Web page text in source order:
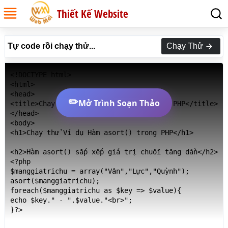
Thiết Kế Website
Tự code rồi chạy thử... Chạy Thử
<html>
<head>
<title>Chạy thử Ví dụ Hàm asort() trong PHP</title>
</head>
<body>
<h1>Chạy thử Ví dụ Hàm asort() trong PHP</h1>
<h2>Hàm asort() sắp xếp giá trị chuỗi tăng dần</h2>
<?php
$manggiatrichu = array("Vân","Lực","Quỳnh");
asort($manggiatrichu);
foreach($manggiatrichu as $key => $value){
echo $key." - ".$value."<br>";
}?>
✏️Mở Trình Soạn Thảo